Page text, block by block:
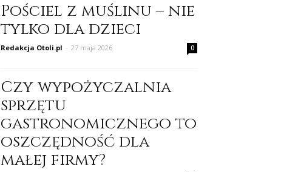
Pościel z muślinu – nie
tylko dla dzieci
Redakcja Otoli.pl - 27 maja 2026 0
Czy wypożyczalnia
sprzętu
gastronomicznego to
oszczędność dla
małej firmy?